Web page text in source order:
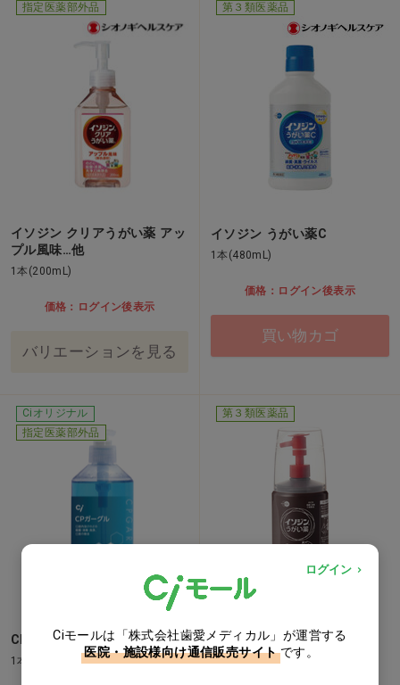
指定医薬部外品
イソジン クリアうがい薬 アッ
プル風味…他
1本(200mL)
価格：ログイン後表示
バリエーションを見る
第３類医薬品
イソジン うがい薬C
1本(480mL)
価格：ログイン後表示
買い物カゴ
Ciオリジナル
指定医薬部外品
CPうがい薬
1本(300mL)
第３類医薬品
イソジン うがい薬
1本(500ml)
ログイン
Ciモールは「株式会社歯愛メディカル」が運営する
医院・施設様向け通信販売サイト です。